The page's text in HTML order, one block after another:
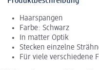
Haarspangen
Farbe: Schwarz
In matter Optik
Stecken einzelne
Für viele verschiedene